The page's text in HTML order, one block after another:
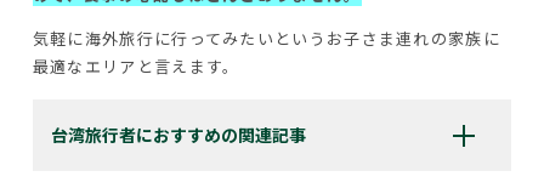
気軽に海外旅行に行ってみたいというお子さま連れの家族に
最適なエリアと言えます。
台湾旅行者におすすめの関連記事